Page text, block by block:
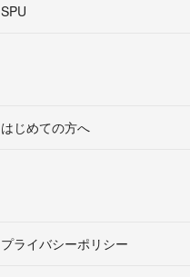
SPU
はじめての方へ
プライバシーポリシー